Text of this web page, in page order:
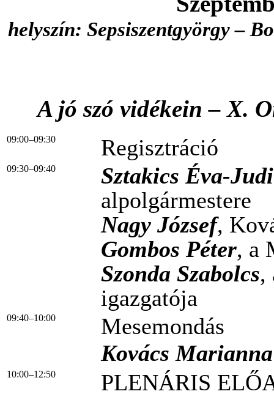
helyszín: Sepsiszentgyörgy –
A jó szó vidékein – X.
09:00–09:30 Regisztráció
09:30–09:40
Sztakics Éva-
alpolgármestere
Nagy József,
Gombos Péter, a
Szonda Szabolcs,
igazgatója
09:40–10:00
Mesemondás
Kovács Marianna
10:00–12:50
PLENÁRIS